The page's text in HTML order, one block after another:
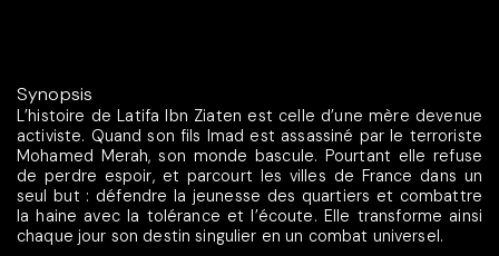
Synopsis
L’histoire de Latifa Ibn Ziaten est celle d’une mère devenue
activiste. Quand son fils Imad est assassiné par le terroriste
Mohamed Merah, son monde bascule. Pourtant elle refuse
de perdre espoir, et parcourt les villes de France dans un
seul but : défendre la jeunesse des quartiers et combattre
la haine avec la tolérance et l’écoute. Elle transforme ainsi
chaque jour son destin singulier en un combat universel.